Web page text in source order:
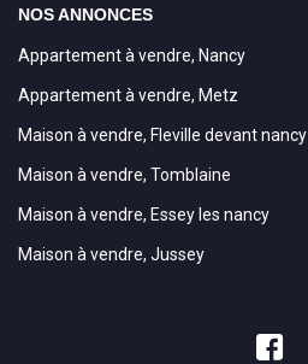
NOS ANNONCES
Appartement à vendre, Nancy
Appartement à vendre, Metz
Maison à vendre, Fleville devant nancy
Maison à vendre, Tomblaine
Maison à vendre, Essey les nancy
Maison à vendre, Jussey